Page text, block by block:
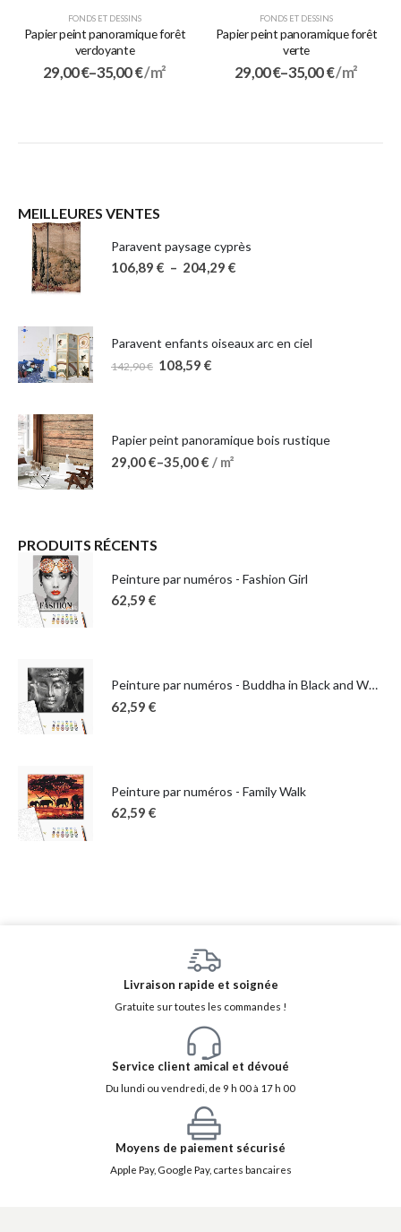
FONDS ET DESSINS
Papier peint panoramique forêt
verdoyante
29,00€–35,00€/ m²
FONDS ET DESSINS
Papier peint panoramique forêt
verte
29,00€–35,00€/ m²
MEILLEURES VENTES
Paravent paysage cyprès
106,89 € – 204,29 €
Paravent enfants oiseaux arc en ciel
142,90€ 108,59 €
Papier peint panoramique bois rustique
29,00€–35,00€ / m²
PRODUITS RÉCENTS
Peinture par numéros - Fashion Girl
62,59 €
Peinture par numéros - Buddha in Black and White
62,59 €
Peinture par numéros - Family Walk
62,59 €
Livraison rapide et soignée
Gratuite sur toutes les commandes !
Service client amical et dévoué
Du lundi ou vendredi, de 9 h 00 à 17 h 00
Moyens de paiement sécurisé
Apple Pay, Google Pay, cartes bancaires